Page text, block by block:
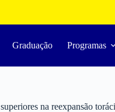
Graduação Programas
na reexpansão